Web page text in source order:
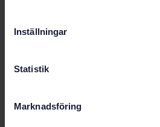
Inställningar
Statistik
Marknadsföring
Framtagen av:
Gummi och